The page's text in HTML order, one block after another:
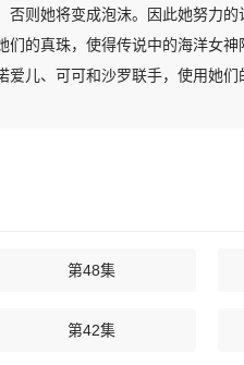
则她将变成泡沫。因此她努力
的真珠，使得传说中的海洋女神
儿、可可和沙罗联手，使用她
第48集
第42集